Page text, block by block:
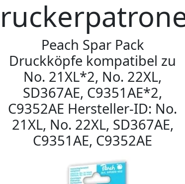
Peach Spar Pack
Druckköpfe kompatibel zu
No. 21XL*2, No. 22XL,
SD367AE, C9351AE*2,
C9352AE Hersteller-ID: No.
21XL, No. 22XL, SD367AE,
C9351AE, C9352AE